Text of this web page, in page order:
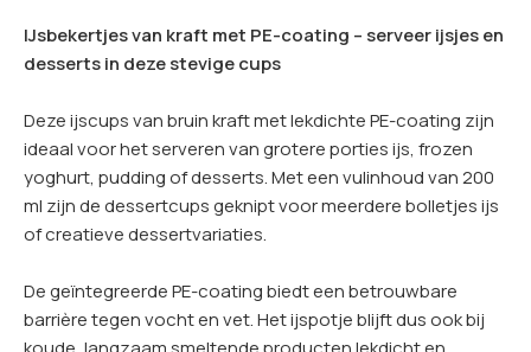
IJsbekertjes van kraft met PE-coating – serveer ijsjes en
desserts in deze stevige cups
Deze ijscups van bruin kraft met lekdichte PE-coating zijn
ideaal voor het serveren van grotere porties ijs, frozen
yoghurt, pudding of desserts. Met een vulinhoud van 200
ml zijn de dessertcups geknipt voor meerdere bolletjes ijs
of creatieve dessertvariaties.
De geïntegreerde PE-coating biedt een betrouwbare
barrière tegen vocht en vet. Het ijspotje blijft dus ook bij